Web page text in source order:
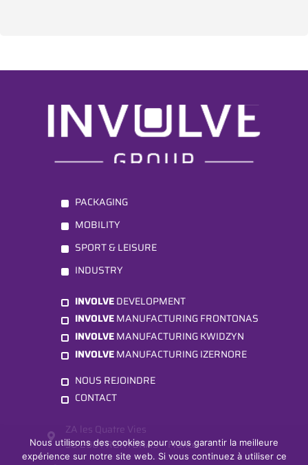
PACKAGING
MOBILITY
SPORT & LEISURE
INDUSTRY
INVOLVEDEVELOPMENT
INVOLVEMANUFACTURING FRONTONAS
INVOLVEMANUFACTURING KWIDZYN
INVOLVEMANUFACTURING IZERNORE
NOUS REJOINDRE
CONTACT
ZA les Quatre Vies
38 290 FRONTONAS – France
Nous utilisons des cookies pour vous garantir la meilleure
expérience sur notre site web. Si vous continuez à utiliser ce